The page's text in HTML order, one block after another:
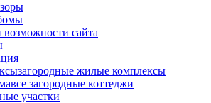
возможности сайта
загородные жилые комплексы
все загородные коттеджи
участки